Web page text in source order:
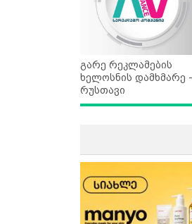
გარე რეკლამების
ხელოსნის დამხმარე -
რუსთავი